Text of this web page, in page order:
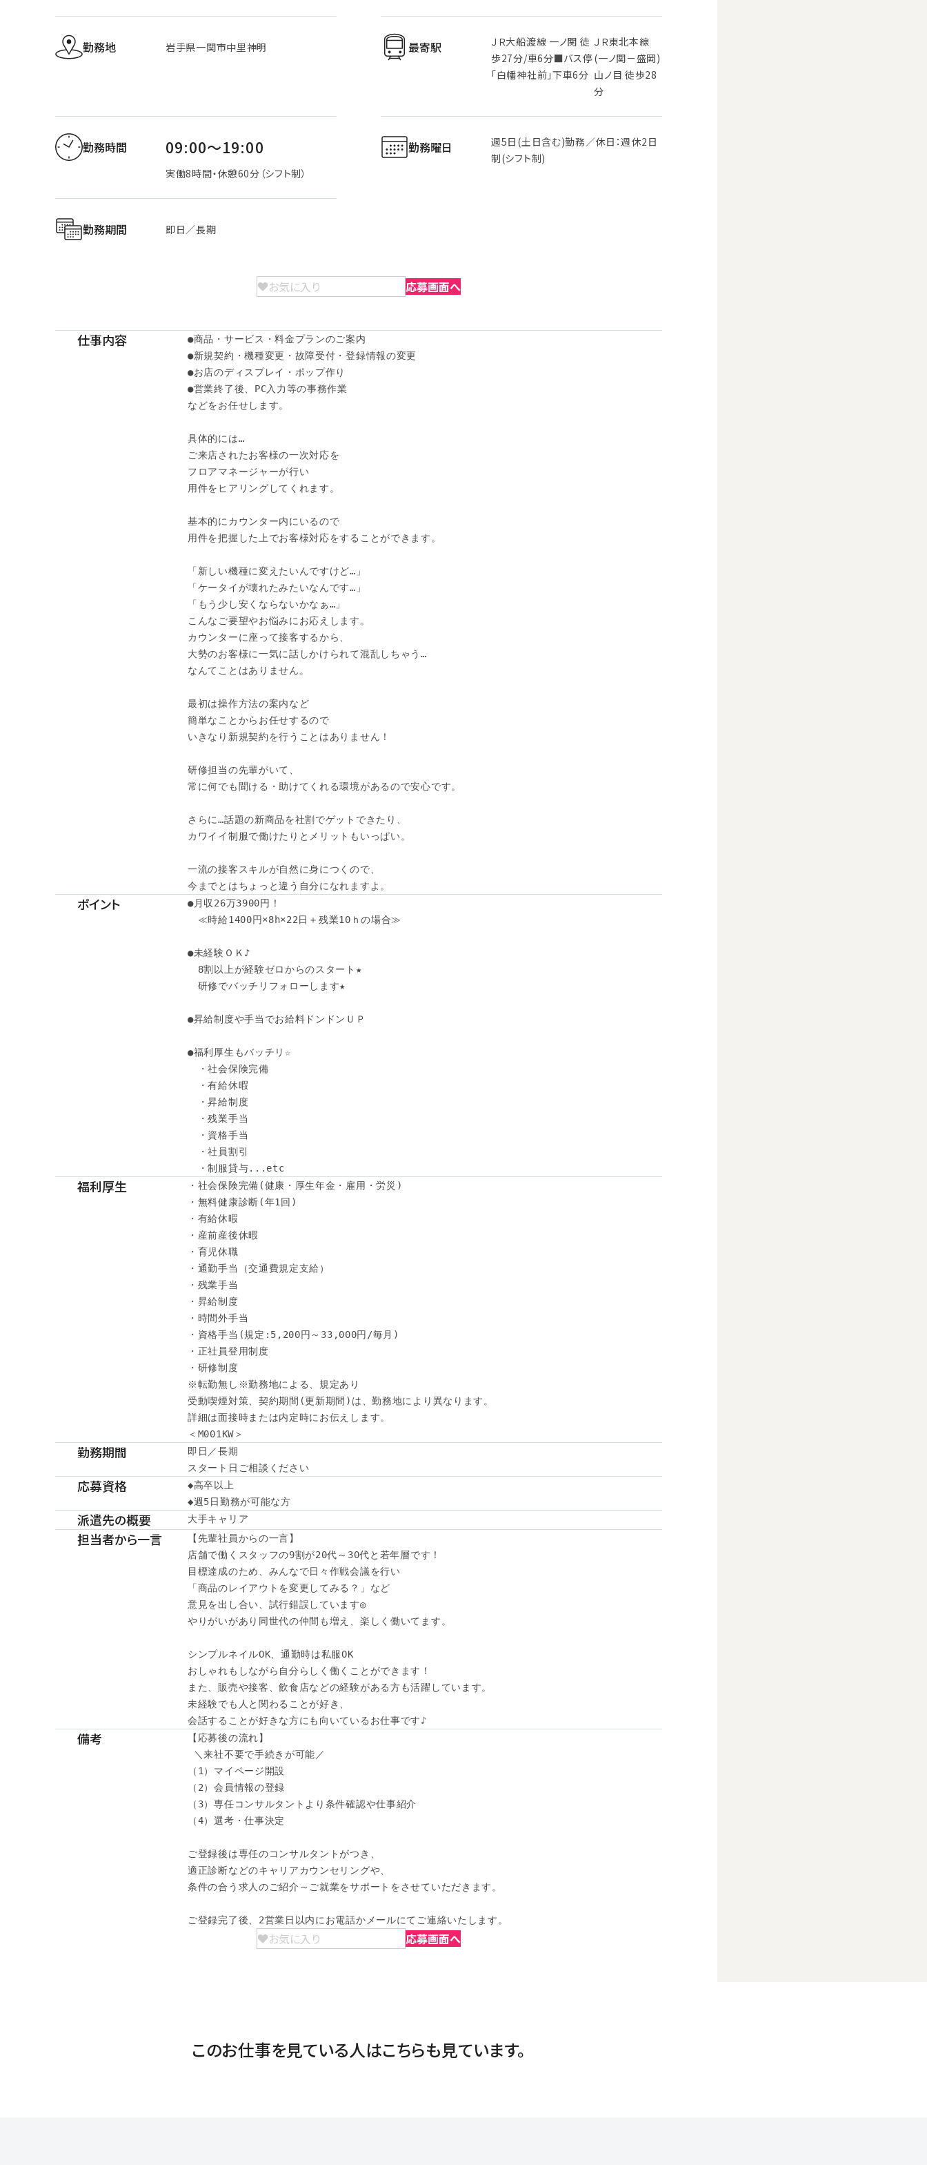
勤務地 岩手県一関市中里神明 最寄駅
ＪＲ大船渡線 一ノ関 徒
歩27分/車6分■バス停
「白幡神社前」下車6分
ＪＲ東北本線
(一ノ関－盛岡)
山ノ目 徒歩28
分
勤務時間 09:00～19:00
実働8時間・休憩60分（シフト制）
勤務曜日
週5日(土日含む)勤務／休日：週休2日
制(シフト制)
勤務期間 即日／長期
お気に入り 応募画面へ
仕事内容
●商品・サービス・料金プランのご案内
●新規契約・機種変更・故障受付・登録情報の変更
●お店のディスプレイ・ポップ作り
●営業終了後、PC入力等の事務作業
などをお任せします。
具体的には…
ご来店されたお客様の一次対応を
フロアマネージャーが行い
用件をヒアリングしてくれます。
基本的にカウンター内にいるので
用件を把握した上でお客様対応をすることができます。
「新しい機種に変えたいんですけど…」
「ケータイが壊れたみたいなんです…」
「もう少し安くならないかなぁ…」
こんなご要望やお悩みにお応えします。
カウンターに座って接客するから、
大勢のお客様に一気に話しかけられて混乱しちゃう…
なんてことはありません。
最初は操作方法の案内など
簡単なことからお任せするので
いきなり新規契約を行うことはありません！
研修担当の先輩がいて、
常に何でも聞ける・助けてくれる環境があるので安心です。
さらに…話題の新商品を社割でゲットできたり、
カワイイ制服で働けたりとメリットもいっぱい。
一流の接客スキルが自然に身につくので、
今までとはちょっと違う自分になれますよ。
ポイント
●月収26万3900円！
≪時給1400円×8h×22日＋残業10ｈの場合≫
●未経験ＯＫ♪
8割以上が経験ゼロからのスタート★
研修でバッチリフォローします★
●昇給制度や手当でお給料ドンドンＵＰ
●福利厚生もバッチリ☆
・社会保険完備
・有給休暇
・昇給制度
・残業手当
・資格手当
・社員割引
・制服貸与...etc
福利厚生
・社会保険完備(健康・厚生年金・雇用・労災)
・無料健康診断(年1回)
・有給休暇
・産前産後休暇
・育児休職
・通勤手当（交通費規定支給）
・残業手当
・昇給制度
・時間外手当
・資格手当(規定:5,200円～33,000円/毎月)
・正社員登用制度
・研修制度
※転勤無し※勤務地による、規定あり
受動喫煙対策、契約期間(更新期間)は、勤務地により異なります。
詳細は面接時または内定時にお伝えします。
＜M001KW＞
勤務期間
即日／長期
スタート日ご相談ください
応募資格
◆高卒以上
◆週5日勤務が可能な方
派遣先の概要 大手キャリア
担当者から一言
【先輩社員からの一言】
店舗で働くスタッフの9割が20代～30代と若年層です！
目標達成のため、みんなで日々作戦会議を行い
「商品のレイアウトを変更してみる？」など
意見を出し合い、試行錯誤しています◎
やりがいがあり同世代の仲間も増え、楽しく働いてます。
シンプルネイルOK、通勤時は私服OK
おしゃれもしながら自分らしく働くことができます！
また、販売や接客、飲食店などの経験がある方も活躍しています。
未経験でも人と関わることが好き、
会話することが好きな方にも向いているお仕事です♪
備考
【応募後の流れ】
＼来社不要で手続きが可能／
（1）マイページ開設
（2）会員情報の登録
（3）専任コンサルタントより条件確認や仕事紹介
（4）選考・仕事決定
ご登録後は専任のコンサルタントがつき、
適正診断などのキャリアカウンセリングや、
条件の合う求人のご紹介～ご就業をサポートをさせていただきます。
ご登録完了後、2営業日以内にお電話かメールにてご連絡いたします。
お気に入り 応募画面へ
このお仕事を見ている人はこちらも見ています。